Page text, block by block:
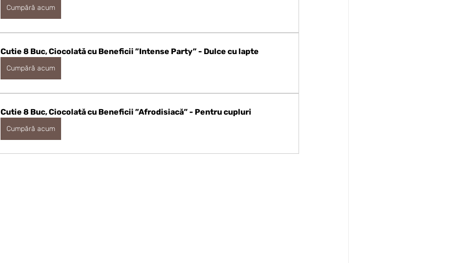
Cumpără acum
Cutie 8 Buc, Ciocolată cu Beneficii ”Intense Party” - Dulce cu lapte
Cumpără acum
Cutie 8 Buc, Ciocolată cu Beneficii ”Afrodisiacă” - Pentru cupluri
Cumpără acum